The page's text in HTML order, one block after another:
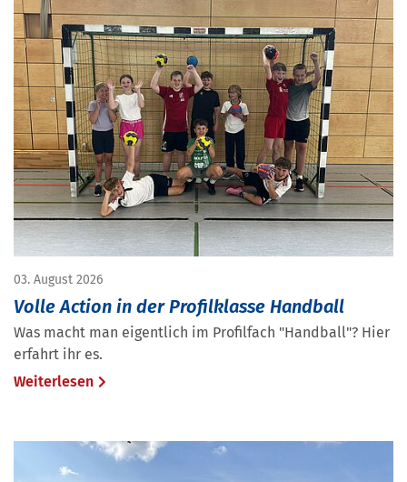
03. August 2026
Volle Action in der Profilklasse Handball
Was macht man eigentlich im Profilfach "Handball"? Hier
erfahrt ihr es.
Weiterlesen